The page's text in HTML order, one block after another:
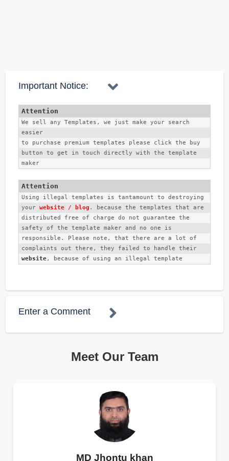
Important Notice:
We sell any Templates, we just make your search
easier
to purchase premium templates please click the buy
button to get in touch directly with the template
maker
Using illegal templates is tantamount to destroying
your website / blog . because the templates that are
distributed free of charge do not guarantee the
safety of the template maker and no one is
responsible. Please note, that there are a lot of
website, because of using an illegal template
Enter a Comment
Meet Our Team
MD Jhontu khan